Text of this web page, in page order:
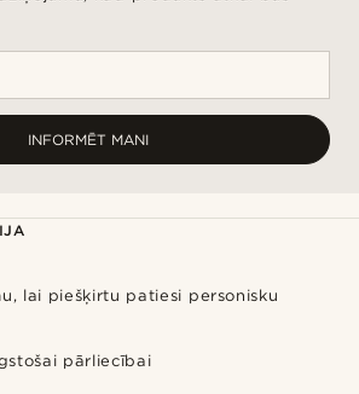
INFORMĒT MANI
lai piešķirtu patiesi personisku
pārliecībai